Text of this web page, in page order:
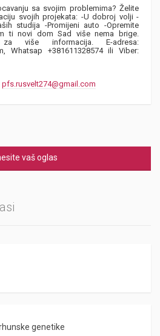
sa svojim problemima? Želite
svojih projekata: -U dobroj volji -
studija -Promijeni auto -Opremite
ti novi dom Sad više nema brige.
više informacija. E-adresa:
Whatsap +381611328574 ili Viber:
pfs.rusvelt274@gmail.com
vaš oglas
genetike